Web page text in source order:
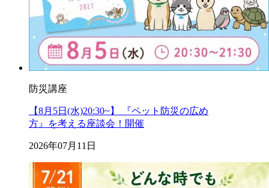
防災講座
【8月5日(水)20:30~】 『ペット防災の広め
方』を考える座談会！開催
2026年07月11日